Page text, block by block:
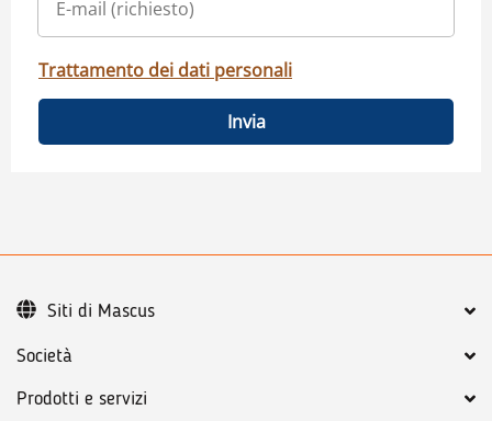
Trattamento dei dati personali
Invia
Società
Prodotti e servizi
Siti di Mascus